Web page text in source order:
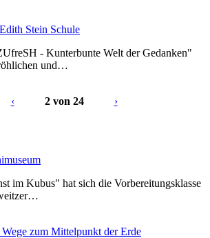
Stein Schule
- Kunterbunte Welt der Gedanken"
und…
‹
2 von 24 ›
im Kubus" hat sich die Vorbereitungsklasse
zum Mittelpunkt der Erde